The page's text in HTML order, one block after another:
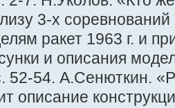
3-х
ракет 1963 г. и
и описания
52-54. А.Сенюткин.
описание